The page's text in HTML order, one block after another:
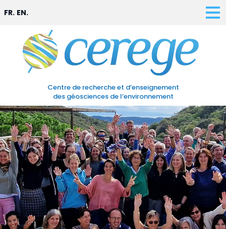
Centre de recherche et d’enseignement
des géosciences de l’environnement
FR. EN.